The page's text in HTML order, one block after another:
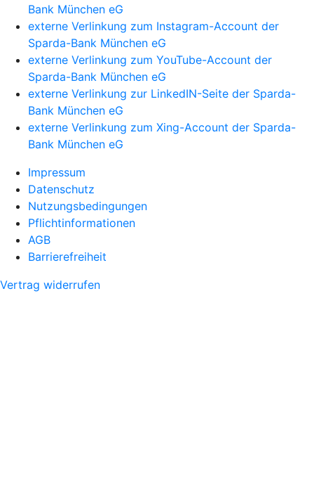
Bank München eG
externe Verlinkung zum Instagram-Account der
Sparda-Bank München eG
externe Verlinkung zum YouTube-Account der
Sparda-Bank München eG
externe Verlinkung zur LinkedIN-Seite der Sparda-
Bank München eG
externe Verlinkung zum Xing-Account der Sparda-
Bank München eG
Impressum
Datenschutz
Nutzungsbedingungen
Pflichtinformationen
AGB
Barrierefreiheit
Vertrag widerrufen